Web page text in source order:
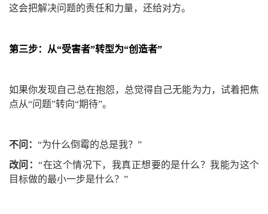
这会把解决问题的责任和力量，还给对方。
第三步：从“受害者”转型为“创造者”
如果你发现自己总在抱怨，总觉得自己无能为力，试着把焦
点从“问题”转向“期待”。
不问： “为什么倒霉的总是我？”
改问：“在这个情况下，我真正想要的是什么？我能为这个
目标做的最小一步是什么？”